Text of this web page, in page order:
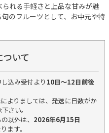
れる手軽さと上品な甘みが魅
のフルーツとして、お中元や特
ついて
込み受付より 10日～12日前後
よりましては、発送に日数がか
さい。
以外は、 2026年6月15日
ます。